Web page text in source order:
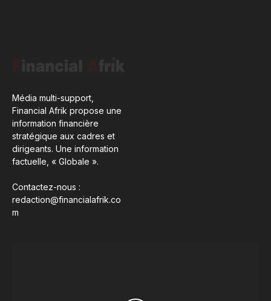
Média multi-support,
Financial Afrik propose une
information financière
stratégique aux cadres et
dirigeants. Une information
factuelle, « Globale ».
Contactez-nous :
redaction@financialafrik.co
m